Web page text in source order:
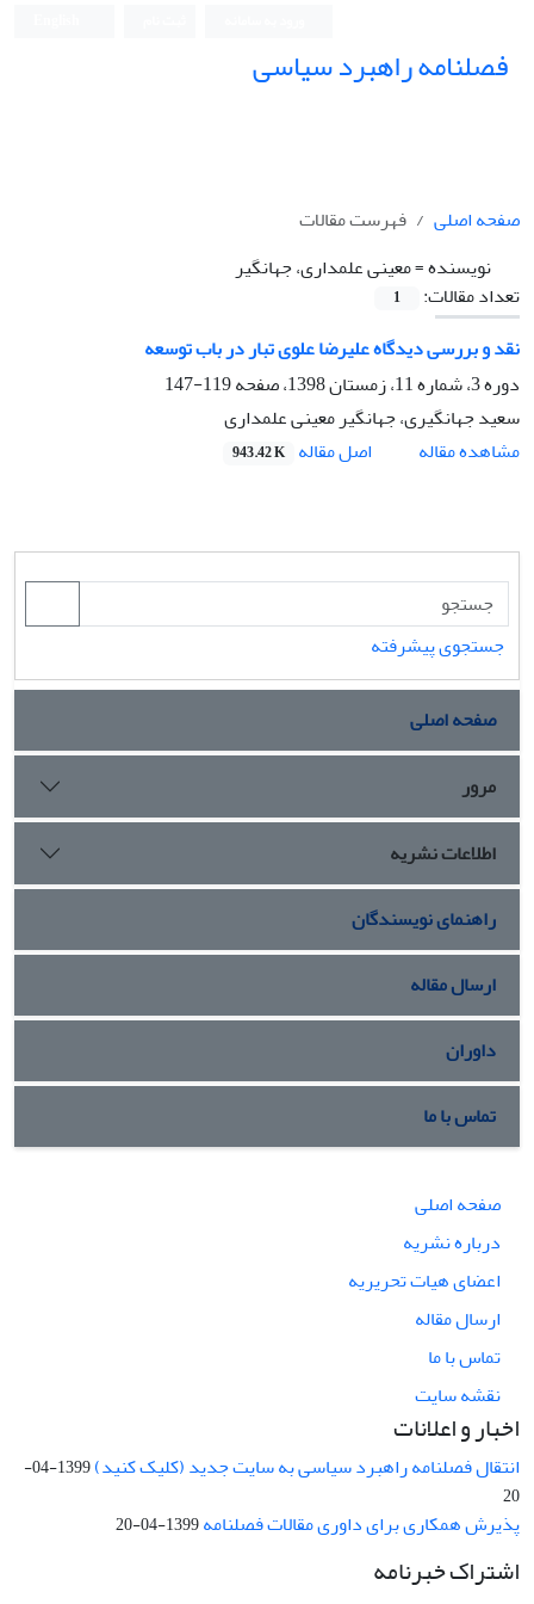
فصلنامه راهبرد سیاسی
صفحه اصلی
فهرست مقالات
نویسنده =معینی علمداری، جهانگیر
تعداد مقالات:
1
نقد و بررسی دیدگاه علیرضا علوی تبار در باب توسعه
دوره 3، شماره 11، زمستان 1398، صفحه
119-147
سعید جهانگیری، جهانگیر معینی علمداری
مشاهده مقاله
اصل مقاله 943.42 K
جستجوی پیشرفته
صفحه اصلی
مرور
اطلاعات نشریه
راهنمای نویسندگان
ارسال مقاله
داوران
تماس با ما
صفحه اصلی
درباره نشریه
اعضای هیات تحریریه
ارسال مقاله
تماس با ما
نقشه سایت
اخبار و اعلانات
انتقال فصلنامه راهبرد سیاسی به سایت جدید (کلیک کنید)
1399-04-
20
پذیرش همکاری برای داوری مقالات فصلنامه1399-04-20
اشتراک خبرنامه